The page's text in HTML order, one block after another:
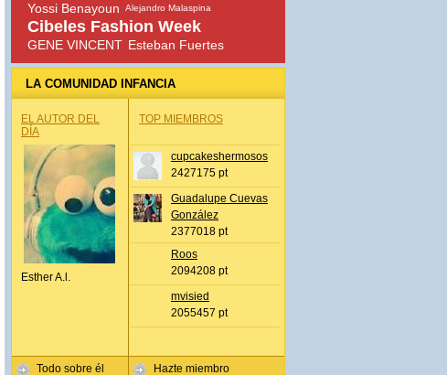
Yossi Benayoun Alejandro Malaspina
Cibeles Fashion Week
GENE VINCENT Esteban Fuertes
LA COMUNIDAD INFANCIA
EL AUTOR DEL
DÍA
Esther A.l.
Todo sobre él
TOP MIEMBROS
cupcakeshermosos
2427175 pt
Guadalupe Cuevas
González
2377018 pt
Roos
2094208 pt
mvisied
2055457 pt
Hazte miembro